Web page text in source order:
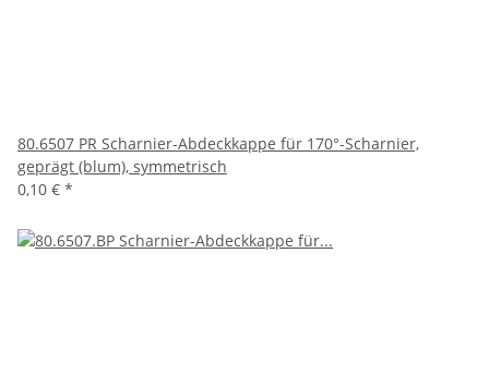
80.6507 PR Scharnier-Abdeckkappe für 170°-Scharnier,
geprägt (blum), symmetrisch
0,10 € *